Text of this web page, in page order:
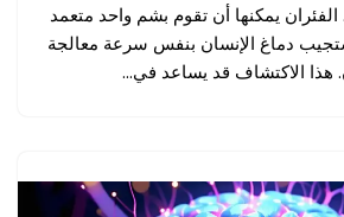
يمكنها أن تقوم بشم واحد متعمد
دماغ الإنسان بنفس سرعة معالجة
هذا الاكتشاف قد يساعد في…